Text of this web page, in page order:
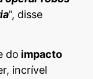
”, disse
do impacto
incrível